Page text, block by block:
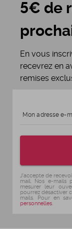
5€ de
En vous
recevrez en
remises
Mon adresse e-
J'accepte de
mail. Nos e-mails
mesurer leur
pourrez désactiver
mails. Pour en
personnelles